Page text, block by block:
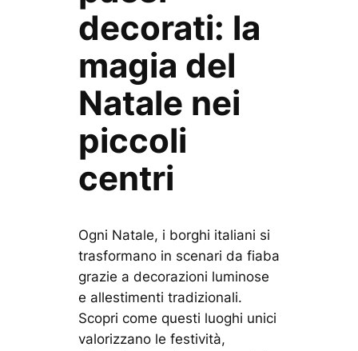
decorati: la
magia del
Natale nei
piccoli
centri
Ogni Natale, i borghi italiani si
trasformano in scenari da fiaba
grazie a decorazioni luminose
e allestimenti tradizionali.
Scopri come questi luoghi unici
valorizzano le festività,